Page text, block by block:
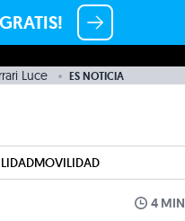
Luce ES NOTICIA
MOVILIDAD
4 MIN